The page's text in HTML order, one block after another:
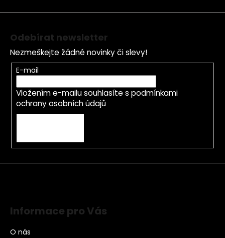
Odebírat newsletter
Nezmeškejte žádné novinky či slevy!
E-mail
Vložením e-mailu souhlasíte s podmínkami
ochrany osobních údajů
Informace pro Vás
O nás